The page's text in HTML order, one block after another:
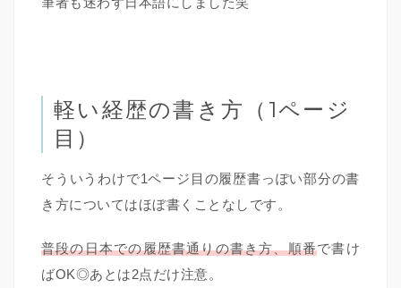
軽い経歴の書き方（1ページ
目）
そういうわけで1ページ目の履歴書っぽい部分の書
き方についてはほぼ書くことなしです。
普段の日本での履歴書通りの書き方、順番で書け
ばOK◎あとは2点だけ注意。